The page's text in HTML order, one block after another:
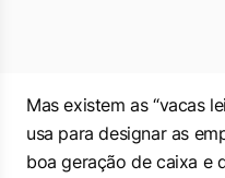
Mas existem as “vacas
usa para designar as
boa geração de caixa e